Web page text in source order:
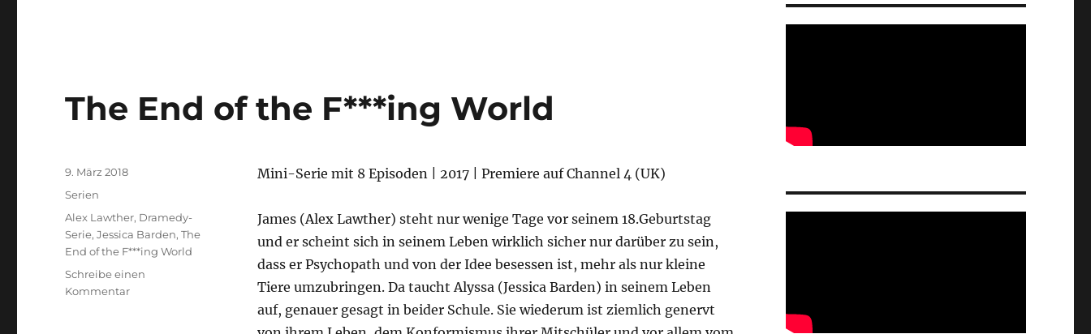
The End of the F***ing World
Mini-Serie mit 8 Episoden | 2017 | Premiere auf Channel 4 (UK)
James (Alex Lawther) steht nur wenige Tage vor seinem 18.Geburtstag
und er scheint sich in seinem Leben wirklich sicher nur darüber zu sein,
dass er Psychopath und von der Idee besessen ist, mehr als nur kleine
Tiere umzubringen. Da taucht Alyssa (Jessica Barden) in seinem Leben
auf, genauer gesagt in beider Schule. Sie wiederum ist ziemlich genervt
Veröffentlicht
9. März 2018
Kategorien
Serien
Schlagwörter
Alex Lawther, Dramedy-
Serie,Jessica Barden,The
End of the F***ing World
Schreibe einen
Kommentarzu